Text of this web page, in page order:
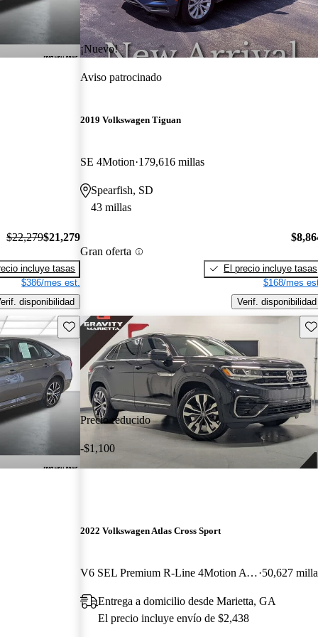
$22,279$21,279
incluye tasas
$386/mes est.
disponibilidad
¡Nuevo!
Aviso patrocinado
2019 Volkswagen Tiguan
SE 4Motion 179,616 millas
Spearfish, SD
43 millas
Gran oferta
El precio incluye tasas
$168/mes
Verif. disponibilidad
Guarda este Aviso
Precio reducido
-$1,100
2022 Volkswagen Atlas Cross Sport
V6 SEL Premium R-Line 4Motion AWD 50,627
Entrega a domicilio desde Marietta, GA
El precio incluye envío de $2,438